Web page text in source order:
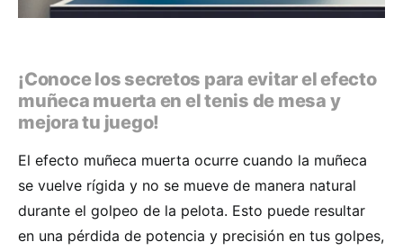
¡Conoce los secretos para evitar el efecto
muñeca muerta en el tenis de mesa y
mejora tu juego!
El efecto muñeca muerta ocurre cuando la muñeca
se vuelve rígida y no se mueve de manera natural
durante el golpeo de la pelota. Esto puede resultar
en una pérdida de potencia y precisión en tus golpes,